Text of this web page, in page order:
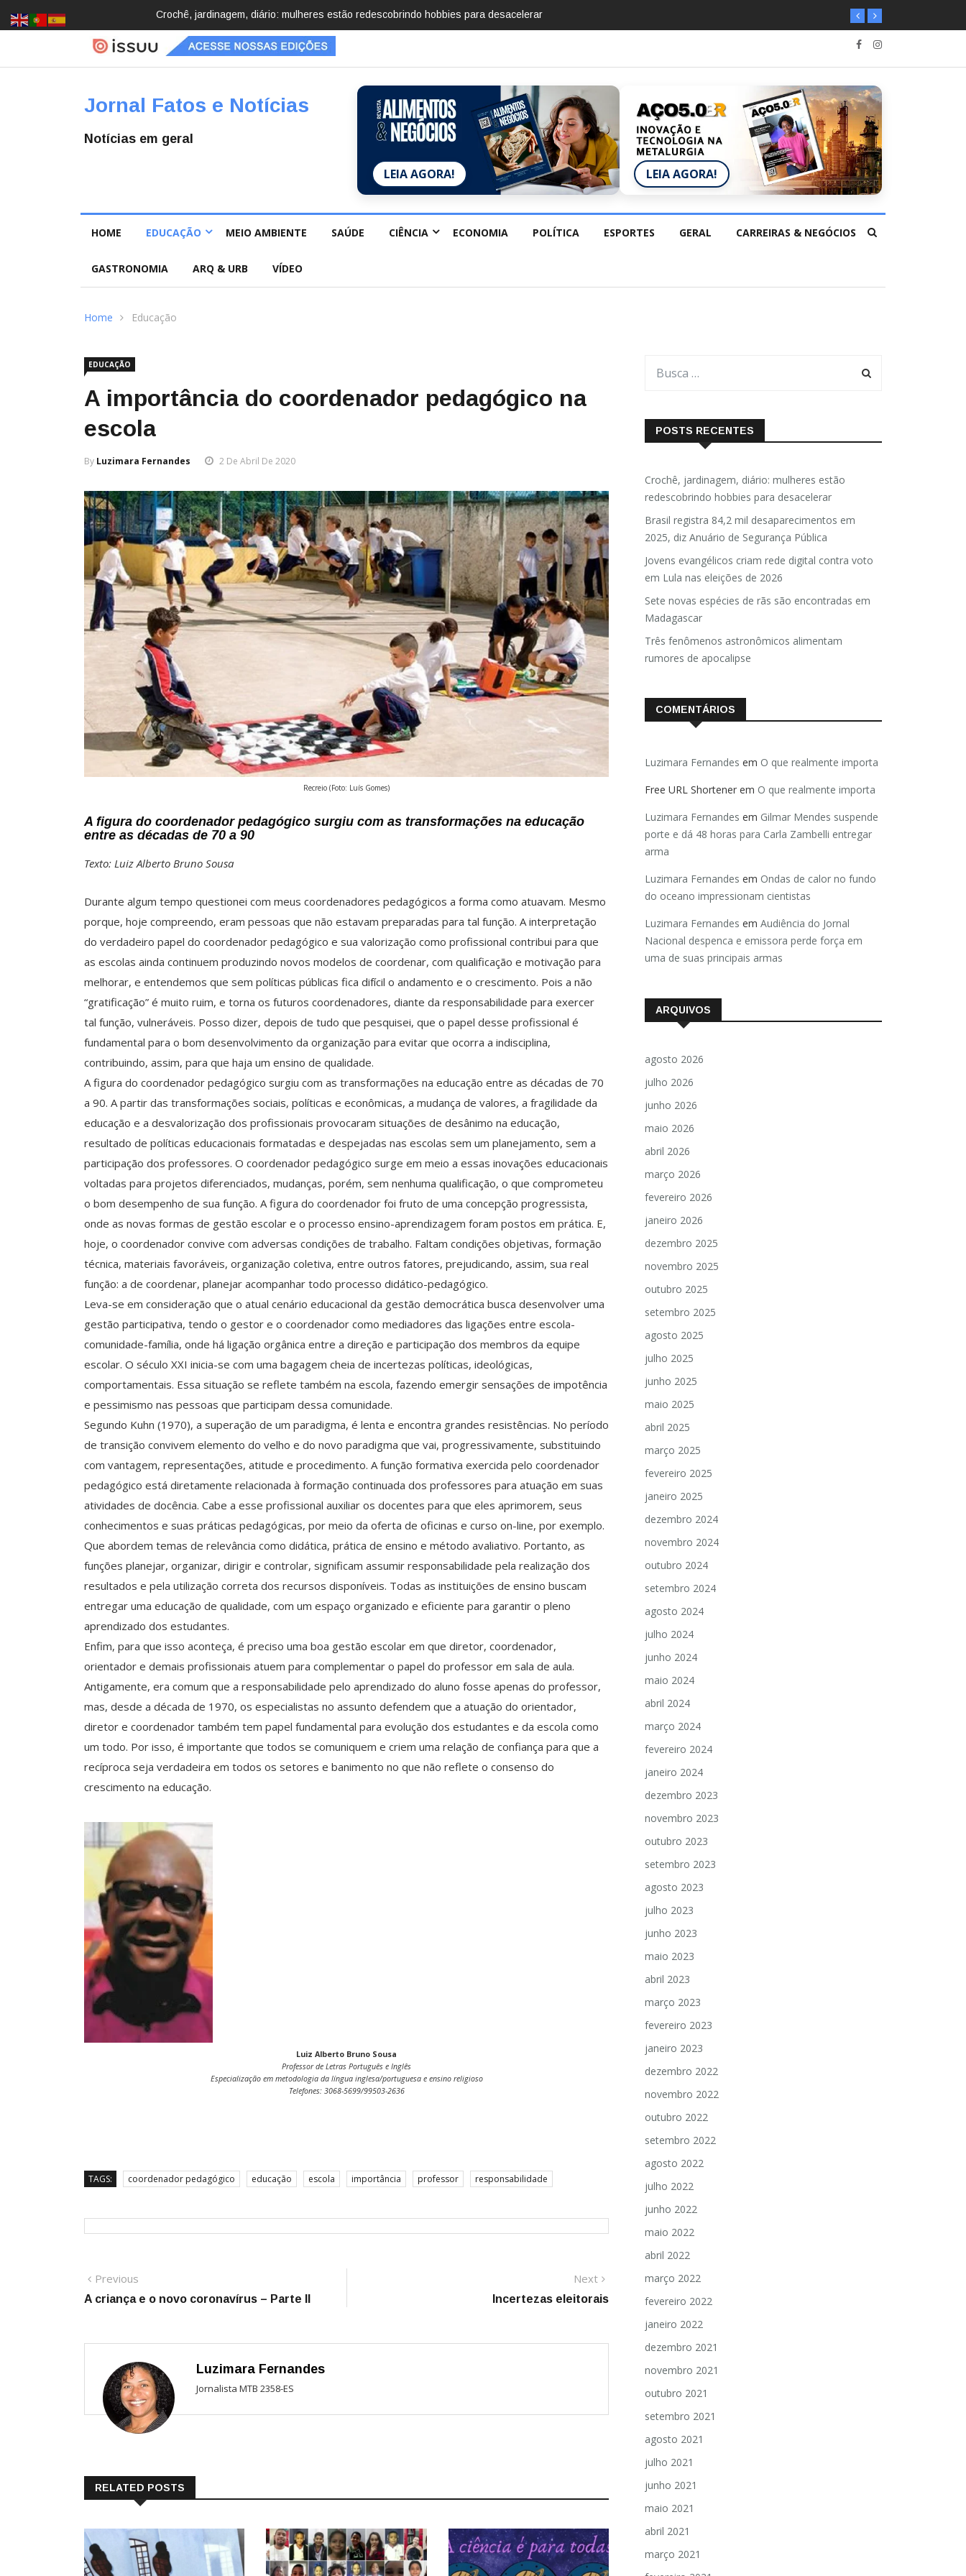
Brasil registra 84,2 mil desaparecimentos em 2025, diz Anuário de Segurança Pública
Jornal Fatos e Notícias
Notícias em geral
LEIA AGORA! LEIA AGORA!
HOME EDUCAÇÃO MEIO AMBIENTE SAÚDE CIÊNCIA ECONOMIA POLÍTICA ESPORTES GERAL CARREIRAS & NEGÓCIOS
GASTRONOMIA ARQ & URB VÍDEO
Home Educação
EDUCAÇÃO
A importância do coordenador pedagógico na
escola
By Luzimara Fernandes 2 De Abril De 2020
Recreio (Foto: Luís Gomes)
A figura do coordenador pedagógico surgiu com as transformações na educação
entre as décadas de 70 a 90
Texto: Luiz Alberto Bruno Sousa
Durante algum tempo questionei com meus coordenadores pedagógicos a forma como atuavam. Mesmo
porque, hoje compreendo, eram pessoas que não estavam preparadas para tal função. A interpretação
do verdadeiro papel do coordenador pedagógico e sua valorização como profissional contribui para que
as escolas ainda continuem produzindo novos modelos de coordenar, com qualificação e motivação para
melhorar, e entendemos que sem políticas públicas fica difícil o andamento e o crescimento. Pois a não
“gratificação” é muito ruim, e torna os futuros coordenadores, diante da responsabilidade para exercer
tal função, vulneráveis. Posso dizer, depois de tudo que pesquisei, que o papel desse profissional é
fundamental para o bom desenvolvimento da organização para evitar que ocorra a indisciplina,
contribuindo, assim, para que haja um ensino de qualidade.
A figura do coordenador pedagógico surgiu com as transformações na educação entre as décadas de 70
a 90. A partir das transformações sociais, políticas e econômicas, a mudança de valores, a fragilidade da
educação e a desvalorização dos profissionais provocaram situações de desânimo na educação,
resultado de políticas educacionais formatadas e despejadas nas escolas sem um planejamento, sem a
participação dos professores. O coordenador pedagógico surge em meio a essas inovações educacionais
voltadas para projetos diferenciados, mudanças, porém, sem nenhuma qualificação, o que comprometeu
o bom desempenho de sua função. A figura do coordenador foi fruto de uma concepção progressista,
onde as novas formas de gestão escolar e o processo ensino-aprendizagem foram postos em prática. E,
hoje, o coordenador convive com adversas condições de trabalho. Faltam condições objetivas, formação
técnica, materiais favoráveis, organização coletiva, entre outros fatores, prejudicando, assim, sua real
função: a de coordenar, planejar acompanhar todo processo didático-pedagógico.
Leva-se em consideração que o atual cenário educacional da gestão democrática busca desenvolver uma
gestão participativa, tendo o gestor e o coordenador como mediadores das ligações entre escola-
comunidade-família, onde há ligação orgânica entre a direção e participação dos membros da equipe
escolar. O século XXI inicia-se com uma bagagem cheia de incertezas políticas, ideológicas,
comportamentais. Essa situação se reflete também na escola, fazendo emergir sensações de impotência
e pessimismo nas pessoas que participam dessa comunidade.
Segundo Kuhn (1970), a superação de um paradigma, é lenta e encontra grandes resistências. No período
de transição convivem elemento do velho e do novo paradigma que vai, progressivamente, substituindo
com vantagem, representações, atitude e procedimento. A função formativa exercida pelo coordenador
pedagógico está diretamente relacionada à formação continuada dos professores para atuação em suas
atividades de docência. Cabe a esse profissional auxiliar os docentes para que eles aprimorem, seus
conhecimentos e suas práticas pedagógicas, por meio da oferta de oficinas e curso on-line, por exemplo.
Que abordem temas de relevância como didática, prática de ensino e método avaliativo. Portanto, as
funções planejar, organizar, dirigir e controlar, significam assumir responsabilidade pela realização dos
resultados e pela utilização correta dos recursos disponíveis. Todas as instituições de ensino buscam
entregar uma educação de qualidade, com um espaço organizado e eficiente para garantir o pleno
aprendizado dos estudantes.
Enfim, para que isso aconteça, é preciso uma boa gestão escolar em que diretor, coordenador,
orientador e demais profissionais atuem para complementar o papel do professor em sala de aula.
Antigamente, era comum que a responsabilidade pelo aprendizado do aluno fosse apenas do professor,
mas, desde a década de 1970, os especialistas no assunto defendem que a atuação do orientador,
diretor e coordenador também tem papel fundamental para evolução dos estudantes e da escola como
um todo. Por isso, é importante que todos se comuniquem e criem uma relação de confiança para que a
recíproca seja verdadeira em todos os setores e banimento no que não reflete o consenso do
crescimento na educação.
Luiz Alberto Bruno Sousa
Professor de Letras Português e Inglês
Especialização em metodologia da língua inglesa/portuguesa e ensino religioso
Telefones: 3068-5699/99503-2636
TAGS: coordenador pedagógico educação escola importância professor responsabilidade
Navegação
de
Previous
post:
A criança e o novo coronavírus – Parte II
Next
post:
Incertezas eleitorais
Luzimara Fernandes
Jornalista MTB 2358-ES
RELATED POSTS
POSTS RECENTES
Crochê, jardinagem, diário: mulheres estão
redescobrindo hobbies para desacelerar
Brasil registra 84,2 mil desaparecimentos em
2025, diz Anuário de Segurança Pública
Jovens evangélicos criam rede digital contra voto
em Lula nas eleições de 2026
Sete novas espécies de rãs são encontradas em
Madagascar
Três fenômenos astronômicos alimentam
rumores de apocalipse
COMENTÁRIOS
Luzimara Fernandes em O que realmente importa
Free URL Shortener em O que realmente importa
Luzimara Fernandes em Gilmar Mendes suspende
porte e dá 48 horas para Carla Zambelli entregar
arma
Luzimara Fernandes em Ondas de calor no fundo
do oceano impressionam cientistas
Luzimara Fernandes em Audiência do Jornal
Nacional despenca e emissora perde força em
uma de suas principais armas
ARQUIVOS
agosto 2026
julho 2026
junho 2026
maio 2026
abril 2026
março 2026
fevereiro 2026
janeiro 2026
dezembro 2025
novembro 2025
outubro 2025
setembro 2025
agosto 2025
julho 2025
junho 2025
maio 2025
abril 2025
março 2025
fevereiro 2025
janeiro 2025
dezembro 2024
novembro 2024
outubro 2024
setembro 2024
agosto 2024
julho 2024
junho 2024
maio 2024
abril 2024
março 2024
fevereiro 2024
janeiro 2024
dezembro 2023
novembro 2023
outubro 2023
setembro 2023
agosto 2023
julho 2023
junho 2023
maio 2023
abril 2023
março 2023
fevereiro 2023
janeiro 2023
dezembro 2022
novembro 2022
outubro 2022
setembro 2022
agosto 2022
julho 2022
junho 2022
maio 2022
abril 2022
março 2022
fevereiro 2022
janeiro 2022
dezembro 2021
novembro 2021
outubro 2021
setembro 2021
agosto 2021
julho 2021
junho 2021
maio 2021
abril 2021
março 2021